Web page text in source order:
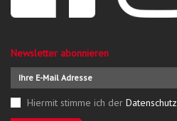
Newsletter abonnieren
Hiermit stimme ich der